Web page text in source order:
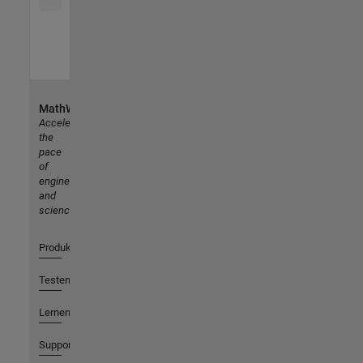
MathWorks
Accelerating
the
pace
of
engineering
and
science
Produkte
Testen oder Kaufen
Lernen
Support